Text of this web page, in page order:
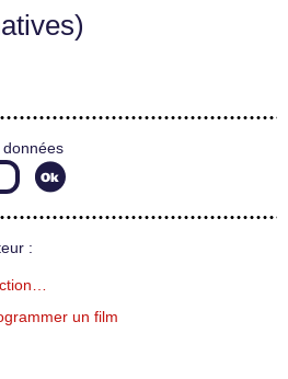
données
:
un film